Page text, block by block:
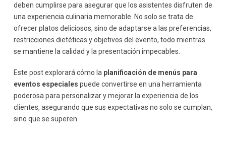
deben cumplirse para asegurar que los asistentes disfruten de
una experiencia culinaria memorable. No solo se trata de
ofrecer platos deliciosos, sino de adaptarse a las preferencias,
restricciones dietéticas y objetivos del evento, todo mientras
se mantiene la calidad y la presentación impecables.
Este post explorará cómo la planificación de menús para
eventos especiales puede convertirse en una herramienta
poderosa para personalizar y mejorar la experiencia de los
clientes, asegurando que sus expectativas no solo se cumplan,
sino que se superen.